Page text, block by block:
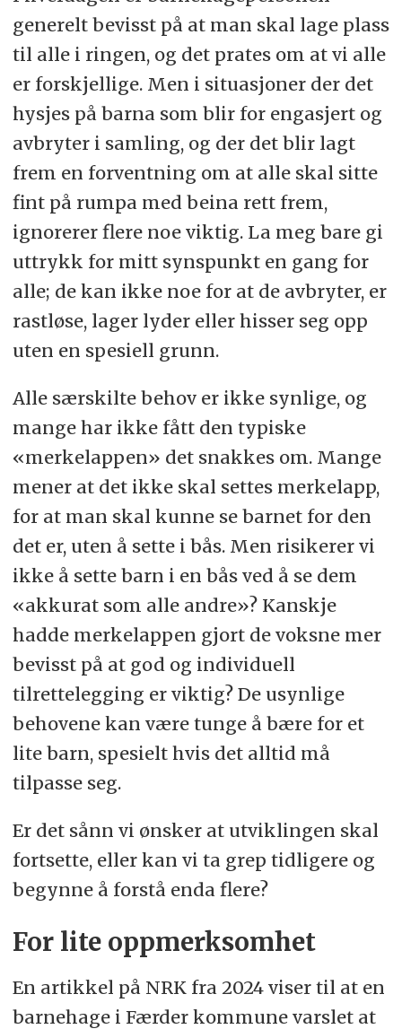
generelt bevisst på at man skal lage plass
til alle i ringen, og det prates om at vi alle
er forskjellige. Men i situasjoner der det
hysjes på barna som blir for engasjert og
avbryter i samling, og der det blir lagt
frem en forventning om at alle skal sitte
fint på rumpa med beina rett frem,
ignorerer flere noe viktig. La meg bare gi
uttrykk for mitt synspunkt en gang for
alle; de kan ikke noe for at de avbryter, er
rastløse, lager lyder eller hisser seg opp
uten en spesiell grunn.
Alle særskilte behov er ikke synlige, og
mange har ikke fått den typiske
«merkelappen» det snakkes om. Mange
mener at det ikke skal settes merkelapp,
for at man skal kunne se barnet for den
det er, uten å sette i bås. Men risikerer vi
ikke å sette barn i en bås ved å se dem
«akkurat som alle andre»? Kanskje
hadde merkelappen gjort de voksne mer
bevisst på at god og individuell
tilrettelegging er viktig? De usynlige
behovene kan være tunge å bære for et
lite barn, spesielt hvis det alltid må
tilpasse seg.
Er det sånn vi ønsker at utviklingen skal
fortsette, eller kan vi ta grep tidligere og
begynne å forstå enda flere?
For lite oppmerksomhet
En artikkel på NRK fra 2024 viser til at en
barnehage i Færder kommune varslet at